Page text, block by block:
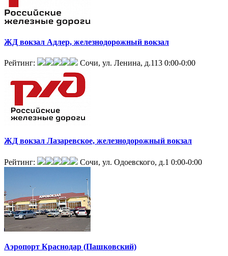
ЖД вокзал Адлер, железнодорожный вокзал
Рейтинг: Сочи, ул. Ленина, д.113 0:00-0:00
ЖД вокзал Лазаревское, железнодорожный вокзал
Рейтинг: Сочи, ул. Одоевского, д.1 0:00-0:00
Аэропорт Краснодар (Пашковский)